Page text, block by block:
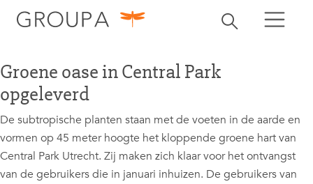
Zoekbalk
zoeken zoeken
Groene oase in Central Park
opgeleverd
De subtropische planten staan met de voeten in de aarde en
vormen op 45 meter hoogte het kloppende groene hart van
Central Park Utrecht. Zij maken zich klaar voor het ontvangst
van de gebruikers die in januari inhuizen. De gebruikers van